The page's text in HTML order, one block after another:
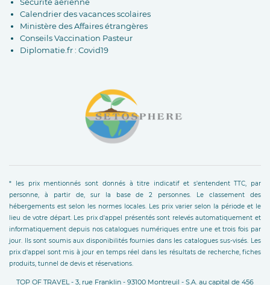
Calendrier des vacances scolaires
Ministère des Affaires étrangères
Conseils Vaccination Pasteur
Diplomatie.fr : Covid19
* les prix mentionnés sont donnés à titre indicatif et s'entendent TTC, par
personne, à partir de, sur la base de 2 personnes. Le classement des
hébergements est selon les normes locales. Les prix varier selon la période et le
lieu de votre départ. Les prix d'appel présentés sont relevés automatiquement et
informatiquement depuis nos catalogues numériques entre une et trois fois par
jour. Ils sont soumis aux disponibilités fournies dans les catalogues sus-visés. Les
prix d'appel sont mis à jour en temps réel dans les résultats de recherche, fiches
produits, tunnel de devis et réservations.
TOP OF TRAVEL - 3, rue Franklin - 93100 Montreuil - S.A. au capital de 456